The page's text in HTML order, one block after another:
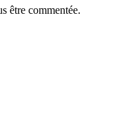
être commentée.